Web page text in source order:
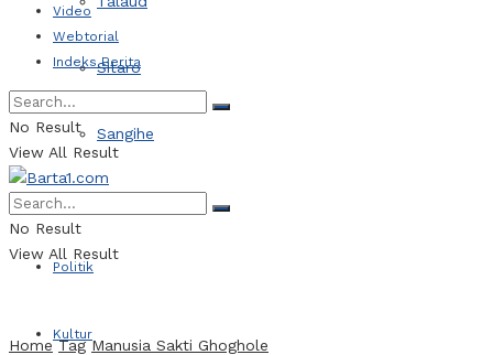
Sitaro
Sangihe
Politik
Kultur
Video
Webtorial
Indeks Berita
No Result
View All Result
No Result
View All Result
Home Tag Manusia Sakti Ghoghole